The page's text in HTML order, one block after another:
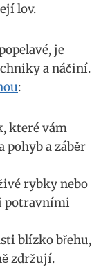
‌lov.
je
a náčiní.​
:
které vám
pohyb a​ záběr
‍rybky nebo
potravními
​blízko ⁤břehu,
zdržují.